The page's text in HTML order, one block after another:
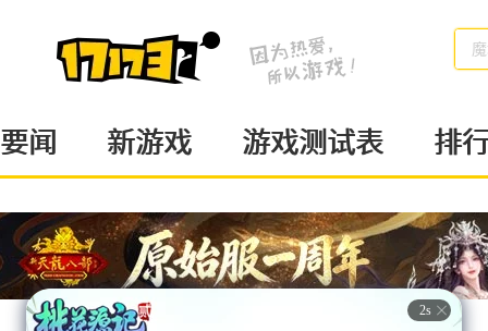
要闻 新游戏 游戏测试表 排